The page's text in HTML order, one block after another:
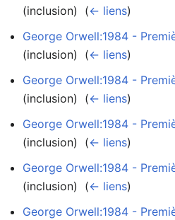
(inclusion) ‎ (← liens)
George Orwell:1984 -
(inclusion) ‎ (← liens)
George Orwell:1984 -
(inclusion) ‎ (← liens)
George Orwell:1984 -
(inclusion) ‎ (← liens)
George Orwell:1984 -
(inclusion) ‎ (← liens)
George Orwell:1984 -